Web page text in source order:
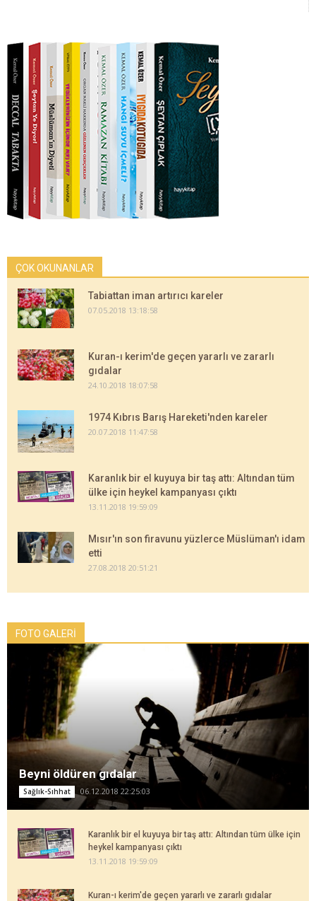
ÇOK OKUNANLAR
Tabiattan iman artırıcı kareler
07.05.2018 13:18:58
Kuran-ı kerim'de geçen yararlı ve zararlı
gıdalar
24.10.2018 18:07:58
1974 Kıbrıs Barış Hareketi'nden kareler
20.07.2018 11:47:58
Karanlık bir el kuyuya bir taş attı: Altından tüm
ülke için heykel kampanyası çıktı
13.11.2018 19:59:09
Mısır'ın son firavunu yüzlerce Müslüman'ı idam
etti
27.08.2018 20:51:21
FOTO GALERİ
Beyni öldüren gıdalar
Sağlık-Sıhhat 06.12.2018 22:25:03
Karanlık bir el kuyuya bir taş attı: Altından tüm ülke için
heykel kampanyası çıktı
13.11.2018 19:59:09
Kuran-ı kerim'de geçen yararlı ve zararlı gıdalar